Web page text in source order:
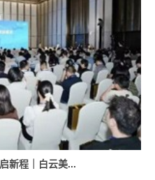
新程｜白云美...